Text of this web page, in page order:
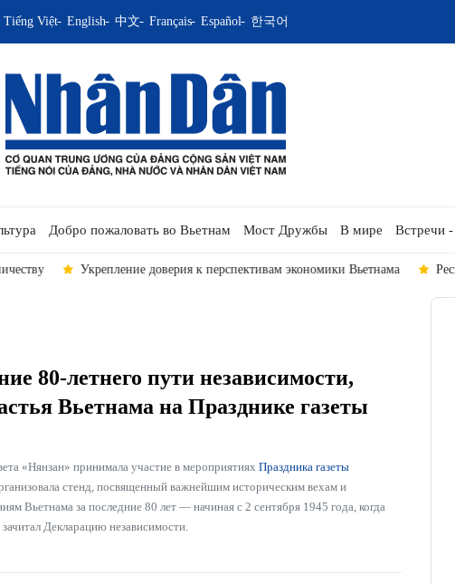
Tiếng Việt English 中文 Français Español 한국어
Добро пожаловать во Вьетнам Мост Дружбы В мире Встречи
доверия к перспективам экономики Вьетнама Республика Корея
80-летнего пути независимости,
Вьетнама на Празднике газеты
«Нянзан» принимала участие в мероприятиях Праздника газеты
стенд, посвященный важнейшим историческим вехам и
Вьетнама за последние 80 лет — начиная с 2 сентября 1945 года, когда
Декларацию независимости.